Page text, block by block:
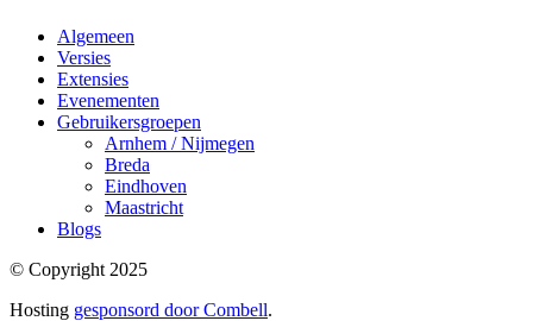
Algemeen
Versies
Extensies
Evenementen
Gebruikersgroepen
Arnhem / Nijmegen
Breda
Eindhoven
Maastricht
Blogs
© Copyright 2025
Hosting gesponsord door Combell.